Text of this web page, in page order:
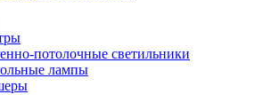
потолочные светильники
лампы